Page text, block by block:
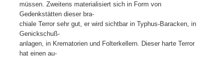
müssen. Zweitens materialisiert sich in Form von
Gedenkstätten dieser bra-
chiale Terror sehr gut, er wird sichtbar in Typhus-Baracken, in
Genickschuß-
anlagen, in Krematorien und Folterkellern. Dieser harte Terror
hat einen au-